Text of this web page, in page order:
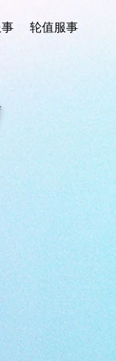
轮值服事